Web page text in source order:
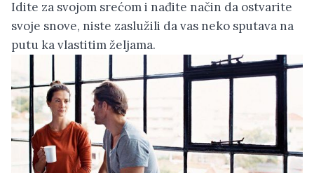
Idite za svojom srećom i nađite način da ostvarite
svoje snove, niste zaslužili da vas neko sputava na
putu ka vlastitim željama.